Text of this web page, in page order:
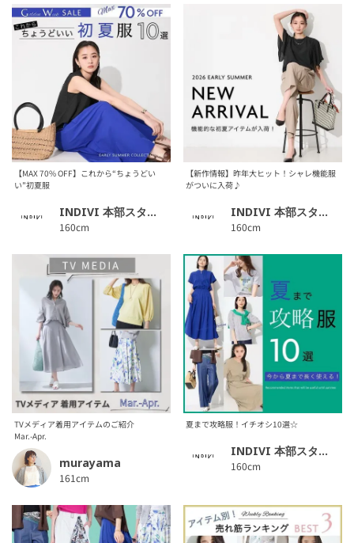
【MAX 70% OFF】これから“ちょうどい
い”初夏服
INDIVI 本部スタッフ
160cm
【新作情報】昨年大ヒット！シャレ機能服
がついに入荷♪
INDIVI 本部スタッフ
160cm
TVメディア着用アイテムのご紹介
Mar.-Apr.
murayama
161cm
夏まで攻略服！イチオシ10選☆
INDIVI 本部スタッフ
160cm